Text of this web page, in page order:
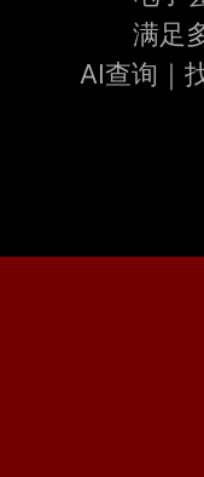
满足
AI查询｜